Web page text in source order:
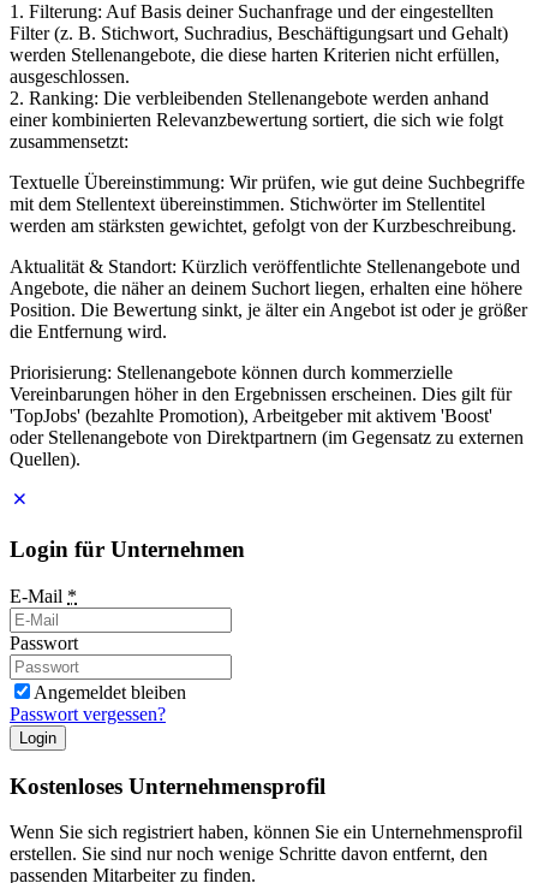
1. Filterung: Auf Basis deiner Suchanfrage und der eingestellten
Filter (z. B. Stichwort, Suchradius, Beschäftigungsart und Gehalt)
werden Stellenangebote, die diese harten Kriterien nicht erfüllen,
ausgeschlossen.
2. Ranking: Die verbleibenden Stellenangebote werden anhand
einer kombinierten Relevanzbewertung sortiert, die sich wie folgt
zusammensetzt:
Textuelle Übereinstimmung: Wir prüfen, wie gut deine Suchbegriffe
mit dem Stellentext übereinstimmen. Stichwörter im Stellentitel
werden am stärksten gewichtet, gefolgt von der Kurzbeschreibung.
Aktualität & Standort: Kürzlich veröffentlichte Stellenangebote und
Angebote, die näher an deinem Suchort liegen, erhalten eine höhere
Position. Die Bewertung sinkt, je älter ein Angebot ist oder je größer
die Entfernung wird.
Priorisierung: Stellenangebote können durch kommerzielle
Vereinbarungen höher in den Ergebnissen erscheinen. Dies gilt für
'TopJobs' (bezahlte Promotion), Arbeitgeber mit aktivem 'Boost'
oder Stellenangebote von Direktpartnern (im Gegensatz zu externen
Quellen).
Login für Unternehmen
E-Mail *
Passwort
Angemeldet bleiben
Passwort vergessen?
Login
Kostenloses Unternehmensprofil
Wenn Sie sich registriert haben, können Sie ein Unternehmensprofil
erstellen. Sie sind nur noch wenige Schritte davon entfernt, den
passenden Mitarbeiter zu finden.